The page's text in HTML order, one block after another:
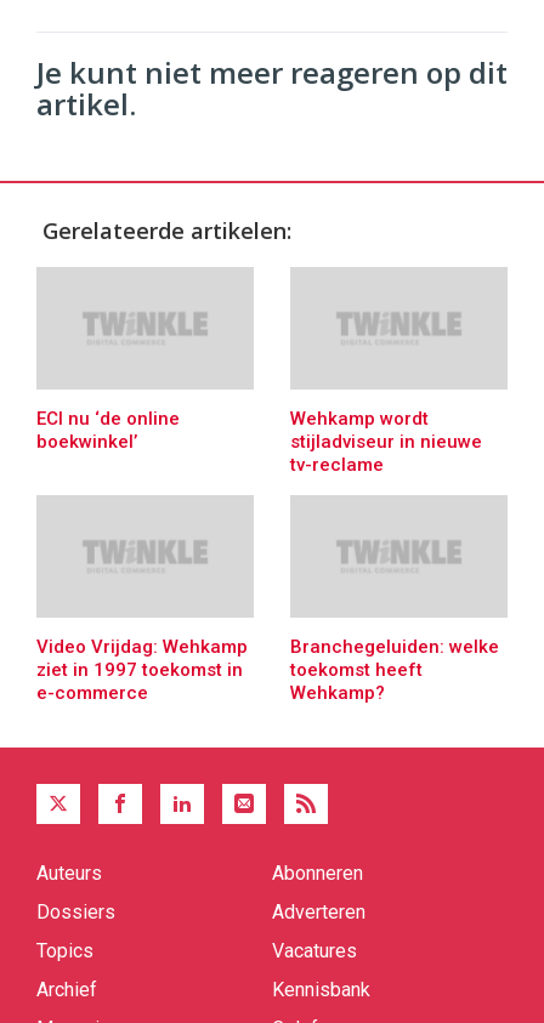
Je kunt niet meer reageren op dit
artikel.
Gerelateerde artikelen:
ECI nu ‘de online
boekwinkel’
Wehkamp wordt
stijladviseur in nieuwe
tv-reclame
Video Vrijdag: Wehkamp
ziet in 1997 toekomst in
e-commerce
Branchegeluiden: welke
toekomst heeft
Wehkamp?
Quick
Auteurs
Dossiers
Topics
Archief
Abonneren
Adverteren
Vacatures
Kennisbank